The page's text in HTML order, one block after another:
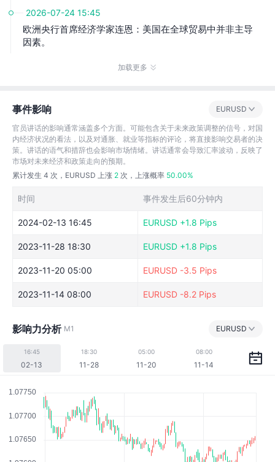
2026-07-24 15:45
欧洲央行首席经济学家连恩：美国在全球贸易中并非主导
因素。
加载更多
事件影响 EURUSD
官员讲话的影响通常涵盖多个方面。可能包含关于未来政策调整的信号，对国
内经济状况的看法，以及对通胀、就业等指标的评论，将直接影响交易者的决
策。讲话的语气和措辞也会影响市场情绪。讲话通常会导致汇率波动，反映了
市场对未来经济和政策走向的预期。
累计发生 4 次，EURUSD 上涨 2 次，上涨概率 50.00%
时间 事件发生后60分钟内
2024-02-13 16:45 EURUSD +1.8 Pips
2023-11-28 18:30 EURUSD +1.8 Pips
2023-11-20 05:00 EURUSD -3.5 Pips
2023-11-14 08:00 EURUSD -8.2 Pips
影响力分析 M1 EURUSD
16:45
02-13
18:30
11-28
05:00
11-20
08:00
11-14